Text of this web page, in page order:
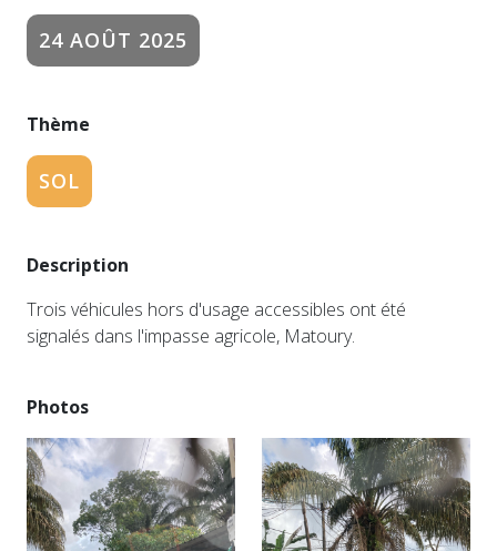
24 AOÛT 2025
Thème
SOL
Description
Trois véhicules hors d'usage accessibles ont été
signalés dans l'impasse agricole, Matoury.
Photos